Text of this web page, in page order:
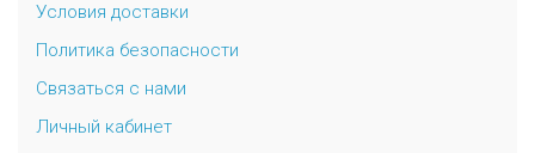
Условия доставки
Политика безопасности
Связаться с нами
Личный кабинет